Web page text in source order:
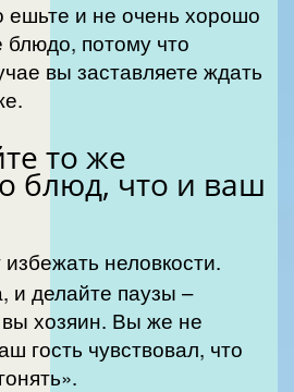
ешьте и не очень хорошо
блюдо, потому что
вы заставляете ждать
хуже.
то же
блюд, что и ваш
неловкости.
и делайте паузы –
хозяин. Вы же не
гость чувствовал, что